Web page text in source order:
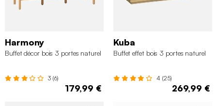
Harmony
Buffet décor bois 3 portes naturel
3 (6)
179,99 €
Kuba
Buffet effet bois 3 portes naturel
4 (25)
269,99 €